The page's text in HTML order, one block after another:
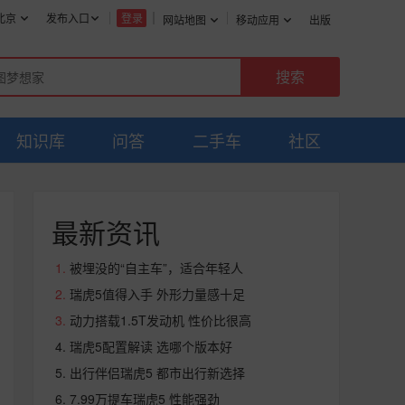
网站地图 移动应用 出版
登录
发布入口
京
知识库 问答 二手车 社区
最新资讯
被埋没的“自主车”，适合年轻人
瑞虎5值得入手 外形力量感十足
动力搭载1.5T发动机 性价比很高
瑞虎5配置解读 选哪个版本好
出行伴侣瑞虎5 都市出行新选择
7.99万提车瑞虎5 性能强劲